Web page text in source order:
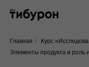
Главная / Курс
Элементы продукта и роль